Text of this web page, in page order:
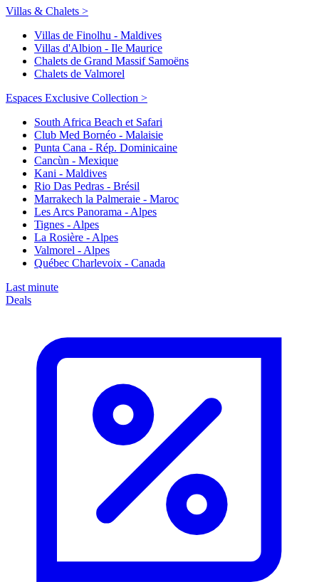
Villas & Chalets >
Villas de Finolhu - Maldives
Villas d'Albion - Ile Maurice
Chalets de Grand Massif Samoëns
Chalets de Valmorel
Espaces Exclusive Collection >
South Africa Beach et Safari
Club Med Bornéo - Malaisie
Punta Cana - Rép. Dominicaine
Cancùn - Mexique
Kani - Maldives
Rio Das Pedras - Brésil
Marrakech la Palmeraie - Maroc
Les Arcs Panorama - Alpes
Tignes - Alpes
La Rosière - Alpes
Valmorel - Alpes
Québec Charlevoix - Canada
Last minute
Deals